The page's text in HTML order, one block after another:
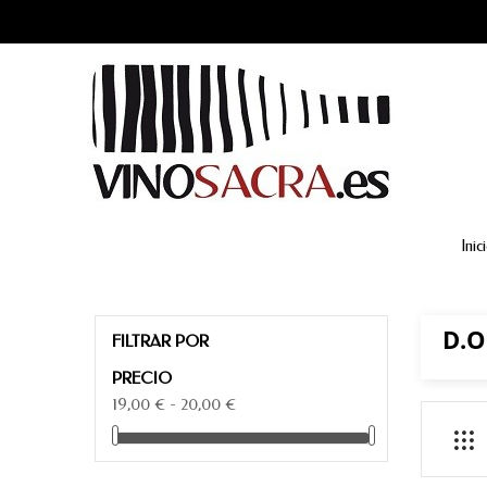
FILTRAR POR
PRECIO
19,00 € - 20,00 €